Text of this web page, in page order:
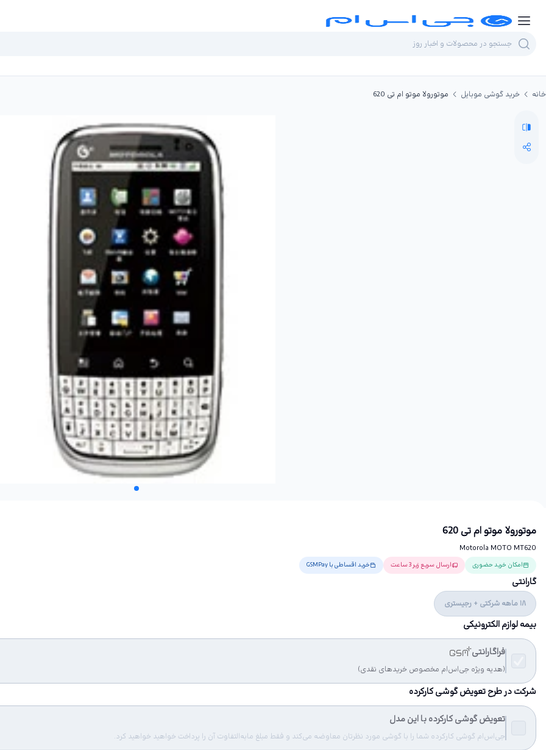
خانه خرید گوشی موبایل موتورولا موتو ام تی 620
موتورولا موتو ام تی 620
Motorola MOTO MT620
امکان خرید حضوری ارسال سریع زیر 3 ساعت خرید اقساطی با GSMPay
گارانتی
18 ماهه شرکتی + رجیستری
بیمه لوازم الکترونیکی
فراگارانتی
(هدیه ویژه جی‌اس‌ام مخصوص خریدهای نقدی)
شرکت در طرح تعویض گوشی کارکرده
تعویض گوشی کارکرده با این مدل
جی‌اس‌ام گوشی کارکرده شما را با گوشی مورد نظرتان معاوضه می‌کند و فقط مبلغ مابه‌التفاوت آن را پرداخت خواهید خواهید کرد.